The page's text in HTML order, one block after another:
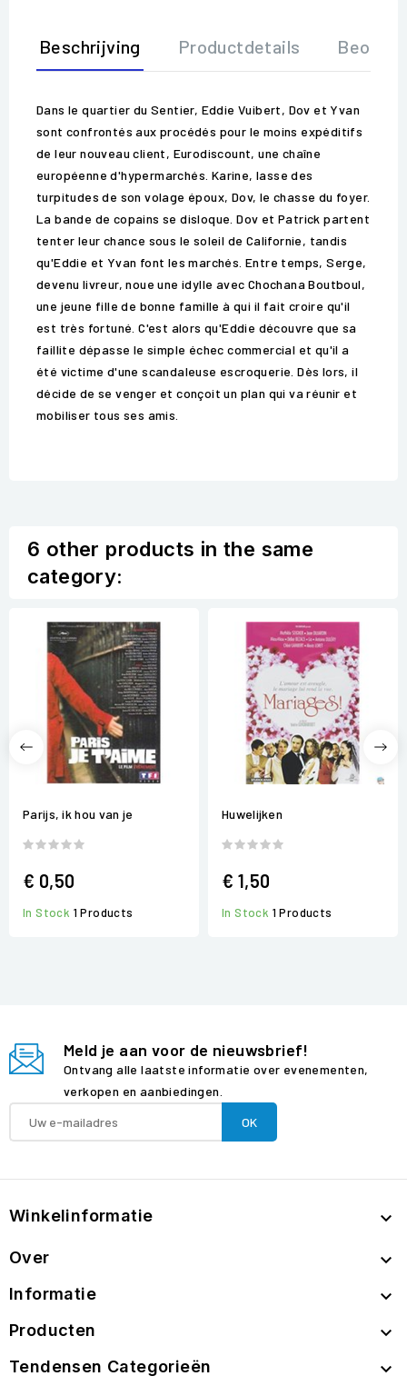
Beschrijving Productdetails
Dans le quartier du Sentier, Eddie Vuibert, Dov et Yvan
sont confrontés aux procédés pour le moins expéditifs
de leur nouveau client, Eurodiscount, une chaîne
européenne d'hypermarchés. Karine, lasse des
turpitudes de son volage époux, Dov, le chasse du foyer.
La bande de copains se disloque. Dov et Patrick partent
tenter leur chance sous le soleil de Californie, tandis
qu'Eddie et Yvan font les marchés. Entre temps, Serge,
devenu livreur, noue une idylle avec Chochana Boutboul,
une jeune fille de bonne famille à qui il fait croire qu'il
est très fortuné. C'est alors qu'Eddie découvre que sa
faillite dépasse le simple échec commercial et qu'il a
été victime d'une scandaleuse escroquerie. Dès lors, il
décide de se venger et conçoit un plan qui va réunir et
mobiliser tous ses amis.
6 other products in the same
category:
Parijs, ik hou van je
€ 0,50
In Stock 1 Products
Huwelijken
€ 1,50
In Stock 1 Products
Meld je aan voor de nieuwsbrief!
Ontvang alle laatste informatie over evenementen,
verkopen en aanbiedingen.
Winkelinformatie 
Over 
Informatie 
Producten 
Tendensen Categorieën 